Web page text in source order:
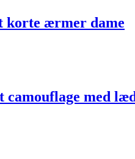
korte ærmer dame
camouflage med